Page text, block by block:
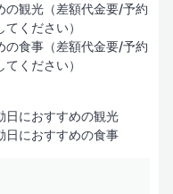
観光（差額代金要/予約
ください）
食事（差額代金要/予約
ください）
日におすすめの観光
日におすすめの食事